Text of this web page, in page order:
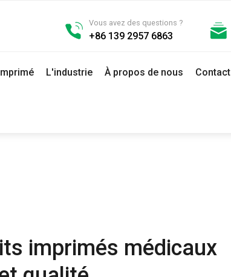
Vous avez des questions ?
+86 139 2957 6863
L'industrie À propos de nous Contact
imprimés médicaux